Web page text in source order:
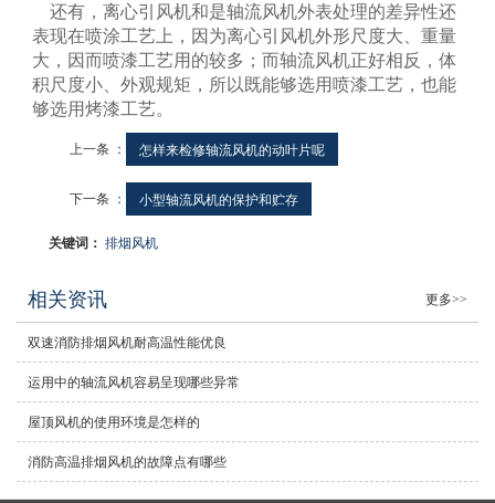
还有，离心引风机和是轴流风机外表处理的差异性还
表现在喷涂工艺上，因为离心引风机外形尺度大、重量
大，因而喷漆工艺用的较多；而轴流风机正好相反，体
积尺度小、外观规矩，所以既能够选用喷漆工艺，也能
够选用烤漆工艺。
上一条 ： 怎样来检修轴流风机的动叶片呢
下一条 ： 小型轴流风机的保护和贮存
关键词：排烟风机
相关资讯 更多>>
双速消防排烟风机耐高温性能优良
运用中的轴流风机容易呈现哪些异常
屋顶风机的使用环境是怎样的
消防高温排烟风机的故障点有哪些